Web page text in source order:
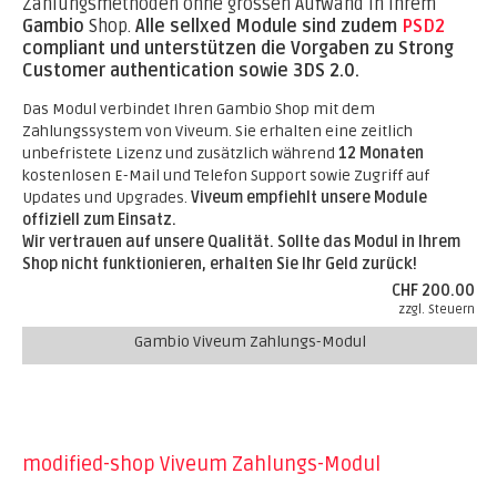
Zahlungsmethoden ohne grossen Aufwand in Ihrem
Gambio Shop. Alle sellxed Module sind zudem PSD2
compliant und unterstützen die Vorgaben zu Strong
Customer authentication sowie 3DS 2.0.
Das Modul verbindet Ihren Gambio Shop mit dem
Zahlungssystem von Viveum. Sie erhalten eine zeitlich
unbefristete Lizenz und zusätzlich während 12 Monaten
kostenlosen E-Mail und Telefon Support sowie Zugriff auf
Updates und Upgrades. Viveum empfiehlt unsere Module
offiziell zum Einsatz.
Wir vertrauen auf unsere Qualität. Sollte das Modul in Ihrem
Shop nicht funktionieren, erhalten Sie Ihr Geld zurück!
CHF 200.00
zzgl. Steuern
Gambio Viveum Zahlungs-Modul
modified-shop Viveum Zahlungs-Modul